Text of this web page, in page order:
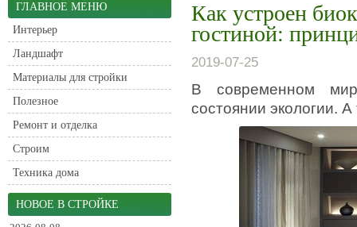
ГЛАВНОЕ МЕНЮ
Интерьер
Ландшафт
Материалы для стройки
Полезное
Ремонт и отделка
Строим
Техника дома
НОВОЕ В СТРОЙКЕ
Как устроен
гостиной:
2019-07-25
В современном
состоянии экологии.